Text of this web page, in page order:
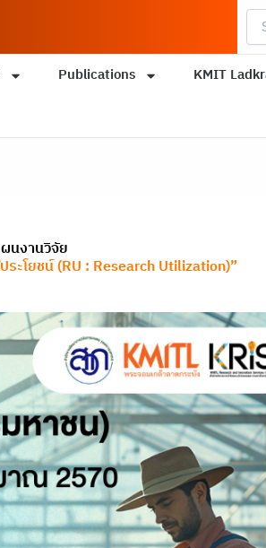
Publications
KMIT
นงานวิจัย
ะโยชน์ (RU : Research Utilization)”